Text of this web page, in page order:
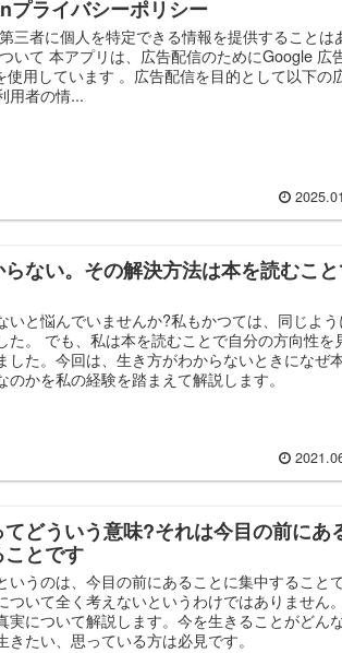
ライバシーポリシー
三者に個人を特定できる情報を提供することは
いて 本アプリは、広告配信のためにGoogle 広告
用しています 。広告配信を目的として以下の
用者の情...
ない。その解決方法は本を読むこ
いと悩んでいませんか?私もかつては、同じよう
た。 でも、私は本を読むことで自分の方向性を
した。今回は、生き方がわからないときになぜ
のかを私の経験を踏まえて解説します。
どういう意味?それは今目の前にあ
ことです
いうのは、今目の前にあることに集中すること
ついて全く考えないというわけではありません
実について解説します。今を生きることがどん
きたい、思っている方は必見です。